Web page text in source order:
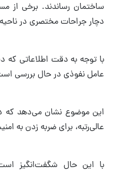
ساختمان رساندند. برخی از
دچار جراحات مختصری در
با توجه به دقت اطلاعاتی که
عامل نفوذی در حال بررسی
این موضوع نشان می‌دهد که
عالی‌رتبه، برای ضربه زدن به
با این حال شگفت‌انگیز